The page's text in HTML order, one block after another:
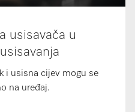
usisavača u
i usisna cijev mogu se
na uređaj.